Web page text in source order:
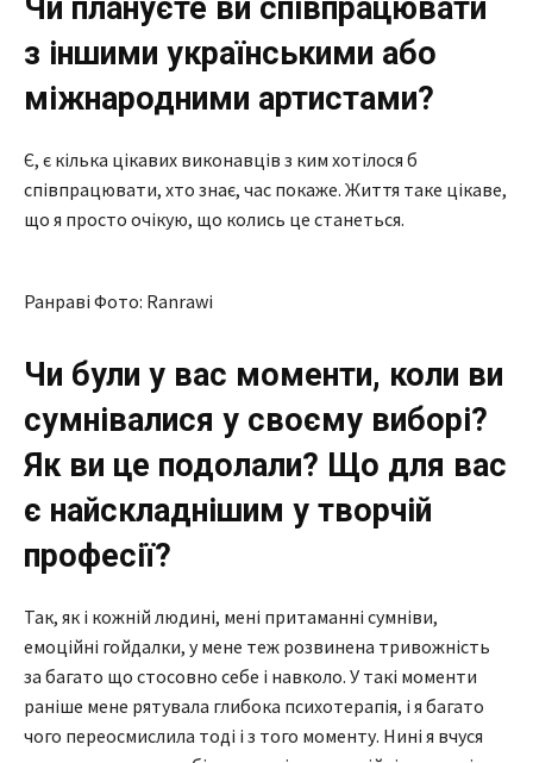
Чи плануєте ви співпрацювати
з іншими українськими або
міжнародними артистами?
Є, є кілька цікавих виконавців з ким хотілося б
співпрацювати, хто знає, час покаже. Життя таке цікаве,
що я просто очікую, що колись це станеться.
Ранраві Фото: Ranrawi
Чи були у вас моменти, коли ви
сумнівалися у своєму виборі?
Як ви це подолали? Що для вас
є найскладнішим у творчій
професії?
Так, як і кожній людині, мені притаманні сумніви,
емоційні гойдалки, у мене теж розвинена тривожність
за багато що стосовно себе і навколо. У такі моменти
раніше мене рятувала глибока психотерапія, і я багато
чого переосмислила тоді і з того моменту. Нині я вчуся